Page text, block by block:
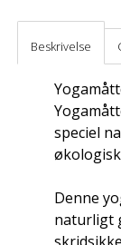
Beskrivelse
speciel
Denne
naturligt